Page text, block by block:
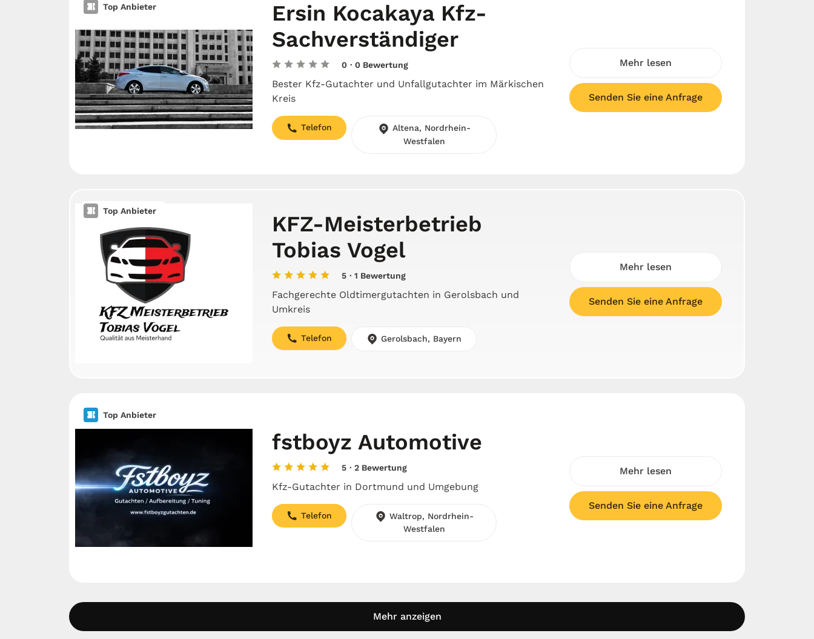
Top Anbieter
Ersin Kocakaya Kfz-
Sachverständiger
0 · 0 Bewertung
Bester Kfz-Gutachter und Unfallgutachter im Märkischen
Kreis
Telefon
Altena, Nordrhein-
Westfalen
Mehr lesen
Senden Sie eine Anfrage
Top Anbieter
KFZ-Meisterbetrieb
Tobias Vogel
5 · 1 Bewertung
Fachgerechte Oldtimergutachten in Gerolsbach und
Umkreis
Telefon Gerolsbach, Bayern
Mehr lesen
Senden Sie eine Anfrage
Top Anbieter
fstboyz Automotive
5 · 2 Bewertung
Kfz-Gutachter in Dortmund und Umgebung
Telefon
Waltrop, Nordrhein-
Westfalen
Mehr lesen
Senden Sie eine Anfrage
Mehr anzeigen